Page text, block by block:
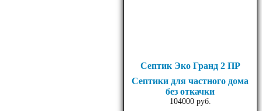
Септик Эко Гранд 2 ПР
Септики для частного дома
без откачки
104000руб.